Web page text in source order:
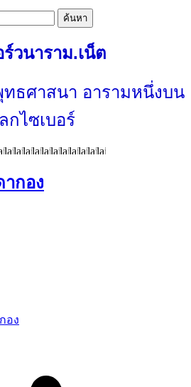
ค้นหา
ร์วนาราม.เน็ต
ทธศาสนา อารามหนึ่งบน
กไซเบอร์
ากอง
อง